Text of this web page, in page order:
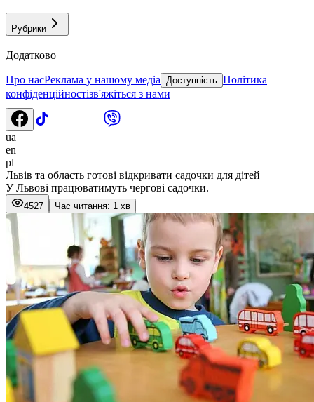
Рубрики
Додатково
Про насРеклама у нашому медіа Доступність Політика
конфіденційностізв'яжіться з нами
ua
en
pl
Львів та область готові відкривати садочки для дітей
У Львові працюватимуть чергові садочки.
4527 Час читання: 1 хв